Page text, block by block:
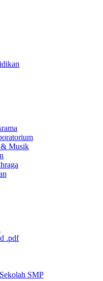
& Musik
.pdf
SMP